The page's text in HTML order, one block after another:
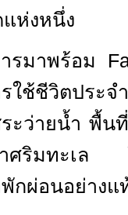
ห่งหนึ่ง
รมาพร้อม
ใช้ชีวิตประ
ะว่ายน้ำ พื้
าศริมทะเล
กผ่อนอย่างแ